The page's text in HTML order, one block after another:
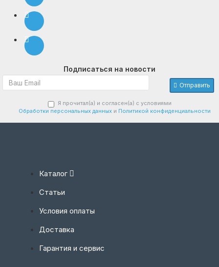
Подписаться на новости
Отправить
Я прочитал(а) и согласен(а) с условиями
Обработки персональных данныхи Политикой конфиденциальности
Каталог
Статьи
Условия оплаты
Доставка
Гарантия и сервис